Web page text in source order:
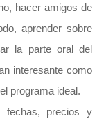
hacer amigos de
aprender sobre
la parte oral del
interesante como
programa ideal.
fechas, precios y